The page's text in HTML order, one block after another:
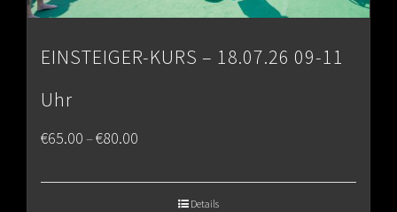
EINSTEIGER-KURS – 18.07.26 09-11
Uhr
€65.00–€80.00
Details